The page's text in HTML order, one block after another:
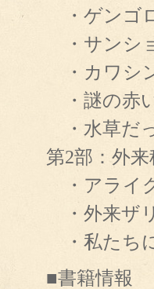
・ゲンゴ
・サンシ
・カワシ
・謎の赤
・水草だ
第2部：外
・アライ
・外来ザ
・私たち
■書籍情報